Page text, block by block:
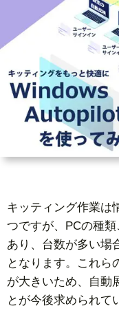
キッティング作業は
つですが、PCの種
あり、台数が多い場
となります。これら
が大きいため、自動
とが今後求められて